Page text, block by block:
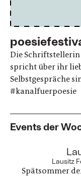
Die
spricht über ihr
Selbstgespräche
#kanalfuerpoesie
Events der
Lausitz
Spätsommer